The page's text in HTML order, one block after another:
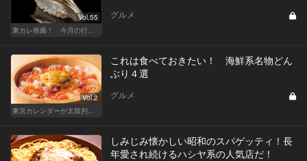
Vol.55
グルメ
Vol.2
これは食べておきたい！ 海鮮系名物どん
ぶり４選
グルメ
しみじみ懐かしい昭和のスパゲッティ！長
年愛され続けるハシヤ系の人気店だ！